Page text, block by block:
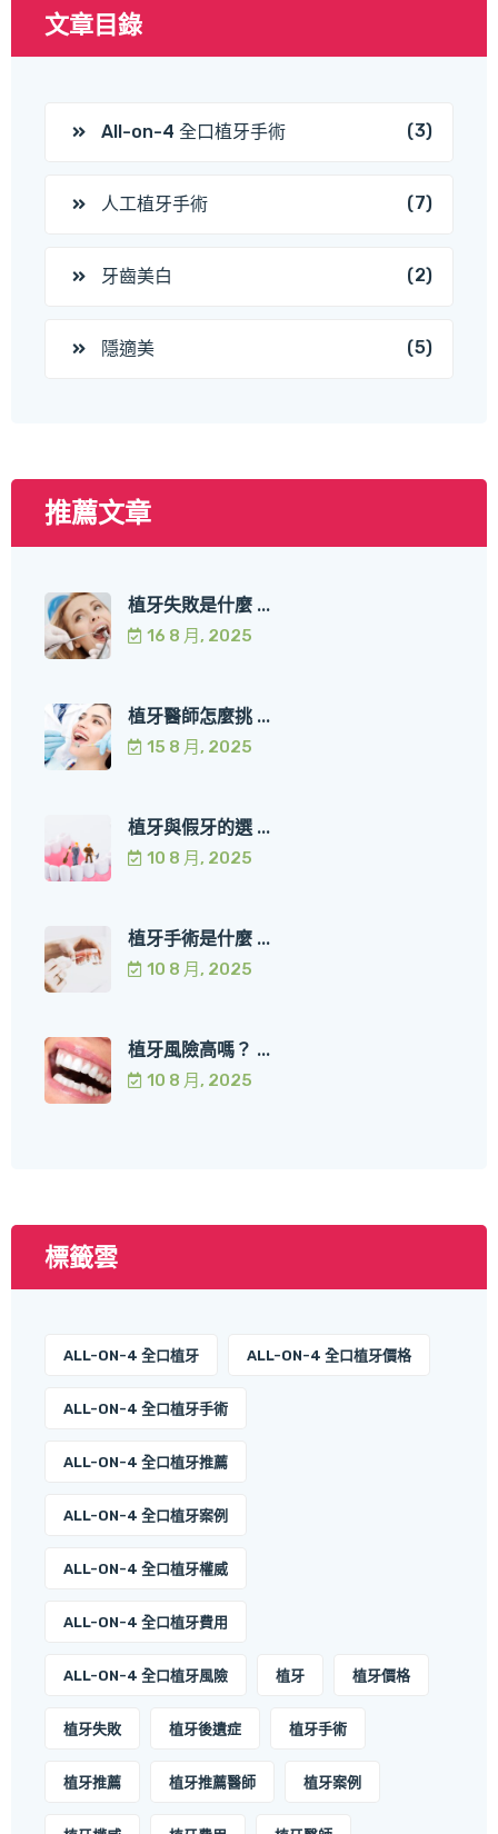
文章目錄
All-on-4 全口植牙手術 (3)
人工植牙手術 (7)
牙齒美白 (2)
隱適美 (5)
推薦文章
植牙失敗是什麼 ...
16 8 月, 2025
植牙醫師怎麼挑 ...
15 8 月, 2025
植牙與假牙的選 ...
10 8 月, 2025
植牙手術是什麼 ...
10 8 月, 2025
植牙風險高嗎？ ...
10 8 月, 2025
標籤雲
ALL-ON-4 全口植牙 ALL-ON-4 全口植牙價格
ALL-ON-4 全口植牙手術
ALL-ON-4 全口植牙推薦
ALL-ON-4 全口植牙案例
ALL-ON-4 全口植牙權威
ALL-ON-4 全口植牙費用
ALL-ON-4 全口植牙風險 植牙 植牙價格
植牙失敗 植牙後遺症 植牙手術
植牙推薦 植牙推薦醫師 植牙案例